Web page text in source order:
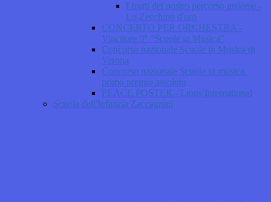
I frutti del nostro percorso insieme -
Lo Zecchino d'oro
CONCERTO PER ORCHESTRA -
Vincitore 9° "Scuole in Musica"
Concorso nazionale Scuole in Musica di
Verona
Concorso nazionale Scuole in musica:
primo premio assoluto
PEACE POSTER - Lions International
Scuola dell'Infanzia Zaccagnini